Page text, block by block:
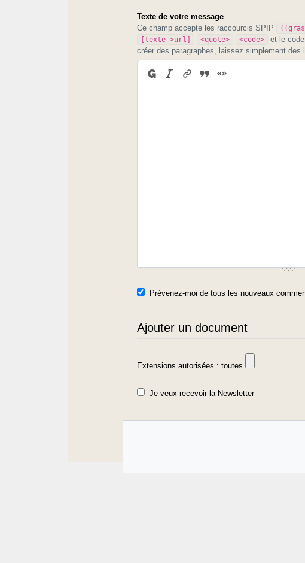
Texte de votre message
Ce champ accepte les raccourcis SPIP
[texte->url]
<quote> <code> et le code
créer des paragraphes, laissez simplement des
Prévenez-moi de tous les nouveaux
Ajouter un document
Extensions autorisées : toutes
Je veux recevoir la Newsletter